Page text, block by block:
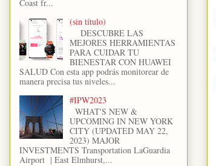
Coast fr...
(sin título)
DESCUBRE LAS
MEJORES HERRAMIENTAS
PARA CUIDAR TU
BIENESTAR CON HUAWEI
SALUD Con esta app podrás monitorear de
manera precisa tus niveles...
#IPW2023
WHAT'S NEW &
UPCOMING IN NEW YORK
CITY (UPDATED MAY 22,
2023) MAJOR
INVESTMENTS Transportation LaGuardia
Airport | East Elmhurst,...